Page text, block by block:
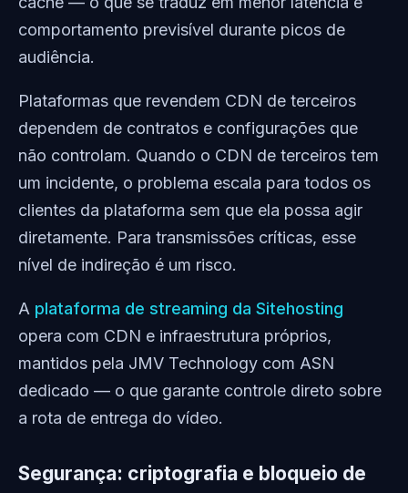
comportamento previsível durante picos de
audiência.
Plataformas que revendem CDN de terceiros
dependem de contratos e configurações que
não controlam. Quando o CDN de terceiros tem
um incidente, o problema escala para todos os
clientes da plataforma sem que ela possa agir
diretamente. Para transmissões críticas, esse
nível de indireção é um risco.
A plataforma de streaming da Sitehosting
opera com CDN e infraestrutura próprios,
mantidos pela JMV Technology com ASN
dedicado — o que garante controle direto sobre
a rota de entrega do vídeo.
Segurança: criptografia e bloqueio de